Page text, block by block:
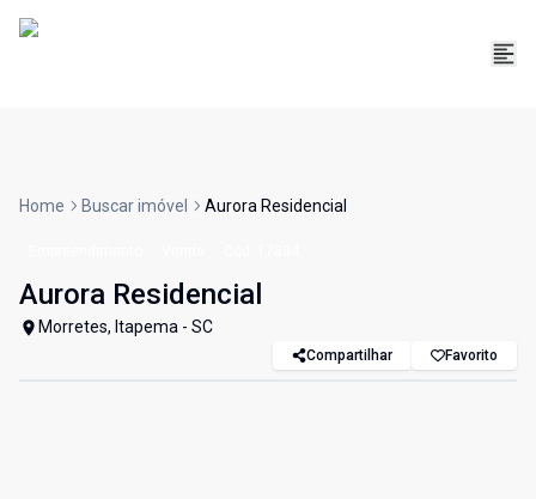
Home Buscar imóvel Aurora Residencial
Aurora Residencial
Morretes, Itapema - SC
Compartilhar Favorito